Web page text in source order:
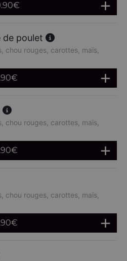
€
de poulet
chou rouges, carottes, maïs,
€
chou rouges, carottes, maïs,
€
chou rouges, carottes, maïs,
€